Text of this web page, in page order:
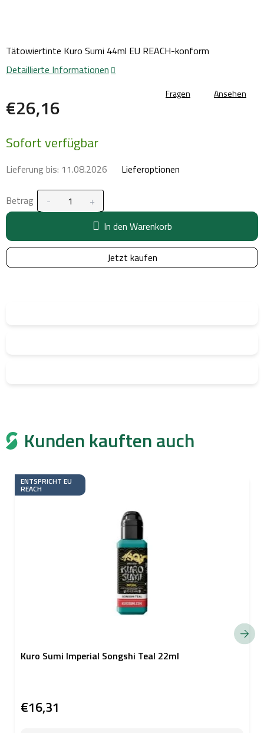
€26,16
Sofort verfügbar
Lieferung bis: 11.08.2026 Lieferoptionen
Betrag
In den Warenkorb
Jetzt kaufen
Tätowiertinte Kuro Sumi 44ml EU REACH-konform
Detaillierte Informationen
Fragen Ansehen
Kunden kauften auch
ENTSPRICHT EU
REACH
Kuro Sumi Imperial Songshi Teal 22ml
€16,31